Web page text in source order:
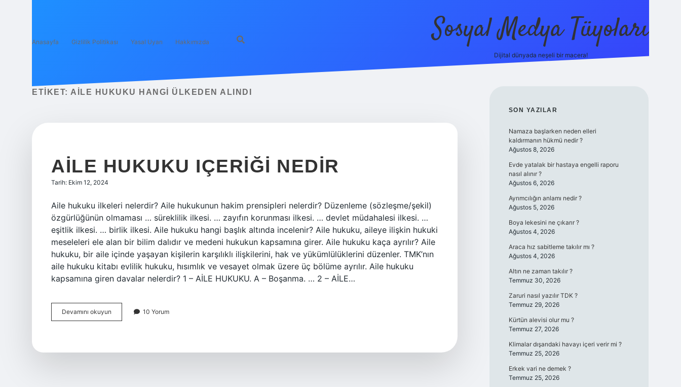
Anasayfa Gizlilik Politikası Yasal Uyarı Hakkımızda Sosyal Medya Tüyoları
Dijital dünyada neşeli bir macera!
ETIKET: AILE HUKUKU HANGI ÜLKEDEN ALINDI
AILE HUKUKU IÇERIĞI NEDIR
Tarih: Ekim 12, 2024
Aile hukuku ilkeleri nelerdir? Aile hukukunun hakim prensipleri nelerdir? Düzenleme (sözleşme/şekil)
özgürlüğünün olmaması … süreklilik ilkesi. … zayıfın korunması ilkesi. … devlet müdahalesi ilkesi. …
eşitlik ilkesi. … birlik ilkesi. Aile hukuku hangi başlık altında incelenir? Aile hukuku, aileye ilişkin hukuki
meseleleri ele alan bir bilim dalıdır ve medeni hukukun kapsamına girer. Aile hukuku kaça ayrılır? Aile
hukuku, bir aile içinde yaşayan kişilerin karşılıklı ilişkilerini, hak ve yükümlülüklerini düzenler. TMK’nın
aile hukuku kitabı evlilik hukuku, hısımlık ve vesayet olmak üzere üç bölüme ayrılır. Aile hukuku
kapsamına giren davalar nelerdir? 1 – AİLE HUKUKU. A – Boşanma. … 2 – AİLE…
Devamını okuyun
Hukuku
10 Yorum
SIDEBAR
SON YAZILAR
Namaza başlarken neden elleri
kaldırmanın hükmü nedir ?
Ağustos 8, 2026
Evde yatalak bir hastaya engelli raporu
nasıl alınır ?
Ağustos 6, 2026
Ayrımcılığın anlamı nedir ?
Ağustos 5, 2026
Boya lekesini ne çıkarır ?
Ağustos 4, 2026
Araca hız sabitleme takılır mı ?
Ağustos 4, 2026
Altın ne zaman takılır ?
Temmuz 30, 2026
Zaruri nasıl yazılır TDK ?
Temmuz 29, 2026
Kürtün alevisi olur mu ?
Temmuz 27, 2026
Klimalar dışarıdaki havayı içeri verir mi ?
Temmuz 25, 2026
Erkek vari ne demek ?
Temmuz 25, 2026